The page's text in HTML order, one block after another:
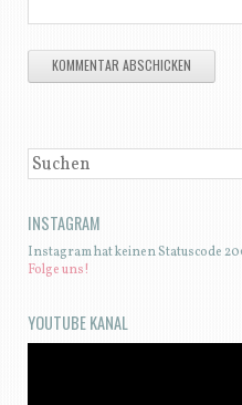
SUCHEN
INSTAGRAM
Instagram hat keinen Statuscode
Folge uns!
YOUTUBE KANAL